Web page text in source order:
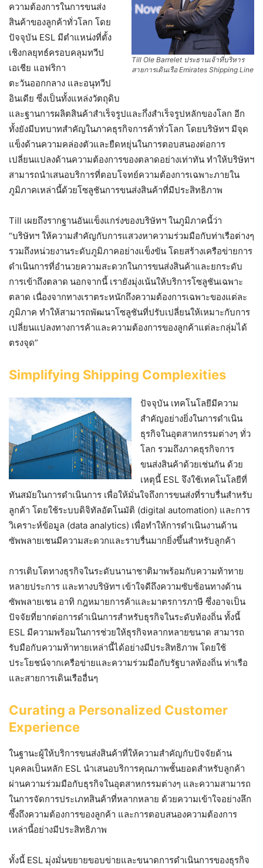
Till Ole Barrelet ประธานเจ้าที่บริหาร
สายการเดินเรือ Emirates Shipping Line
ความต้องการในการขนส่ง
สินค้าของลูกค้าทั่วโลก โดย
ปัจจุบัน ESL มีตำแหน่งที่ตั้ง
เชิงกลยุทธ์ครอบคลุมทวีป
เอเชีย แอฟริกา
ตะวันออกกลาง และอนุทวีป
อินเดีย ซึ่งเป็นทั้งแหล่งวัตถุดิบ
และฐานการผลิตสินค้าสำเร็จรูปและกึ่งสำเร็จรูปหลักของโลก อีก
ทั้งยังมีบทบาทสำคัญในภาคธุรกิจการค้าทั่วโลก โดยบริษัทฯ มีจุด
แข็งด้านความคล่องตัวและยืดหยุ่นในการตอบสนองต่อการ
เปลี่ยนแปลงด้านความต้องการของตลาดอย่างเท่าทัน ทำให้บริษัทฯ
สามารถนำเสนอบริการที่ตอบโจทย์ความต้องการเฉพาะภายใน
ภูมิภาคเหล่านี้ด้วยโซลูชันการขนส่งสินค้าที่มีประสิทธิภาพ
Till เผยถึงรากฐานอันแข็งแกร่งของบริษัทฯ ในภูมิภาคนี้ว่า
“บริษัทฯ ให้ความสำคัญกับการแสวงหาความร่วมมือกับท่าเรือต่างๆ
รวมถึงหน่วยงานระดับภูมิภาคอย่างแข็งขัน โดยสร้างเครือข่ายการ
ดำเนินการที่อำนวยความสะดวกในการขนส่งสินค้าและยกระดับ
การเข้าถึงตลาด นอกจากนี้ เรายังมุ่งเน้นให้บริการโซลูชันเฉพาะ
ตลาด เนื่องจากทางเราตระหนักถึงความต้องการเฉพาะของแต่ละ
ภูมิภาค ทำให้สามารถพัฒนาโซลูชันที่ปรับเปลี่ยนให้เหมาะกับการ
เปลี่ยนแปลงทางการค้าและความต้องการของลูกค้าแต่ละกลุ่มได้
ตรงจุด”
Simplifying Shipping Complexities
ปัจจุบัน เทคโนโลยีมีความ
สำคัญอย่างยิ่งในการดำเนิน
ธุรกิจในอุตสาหกรรมต่างๆ ทั่ว
โลก รวมถึงภาคธุรกิจการ
ขนส่งสินค้าด้วยเช่นกัน ด้วย
เหตุนี้ ESL จึงใช้เทคโนโลยีที่
ทันสมัยในการดำเนินการ เพื่อให้มั่นใจถึงการขนส่งที่ราบรื่นสำหรับ
ลูกค้า โดยใช้ระบบดิจิทัลอัตโนมัติ (digital automation) และการ
วิเคราะห์ข้อมูล (data analytics) เพื่อทำให้การดำเนินงานด้าน
ซัพพลายเชนมีความสะดวกและราบรื่นมากยิ่งขึ้นสำหรับลูกค้า
การเติบโตทางธุรกิจในระดับนานาชาติมาพร้อมกับความท้าทาย
หลายประการ และทางบริษัทฯ เข้าใจดีถึงความซับซ้อนทางด้าน
ซัพพลายเชน อาทิ กฎหมายการค้าและมาตรการภาษี ซึ่งอาจเป็น
ปัจจัยที่ยากต่อการดำเนินการสำหรับธุรกิจในระดับท้องถิ่น ทั้งนี้
ESL มีความพร้อมในการช่วยให้ธุรกิจหลากหลายขนาด สามารถ
รับมือกับความท้าทายเหล่านี้ได้อย่างมีประสิทธิภาพ โดยใช้
ประโยชน์จากเครือข่ายและความร่วมมือกับรัฐบาลท้องถิ่น ท่าเรือ
และสายการเดินเรืออื่นๆ
Curating a Personalized Customer
Experience
ในฐานะผู้ให้บริการขนส่งสินค้าที่ให้ความสำคัญกับปัจจัยด้าน
บุคคลเป็นหลัก ESL นำเสนอบริการคุณภาพชั้นยอดสำหรับลูกค้า
ผ่านความร่วมมือกับธุรกิจในอุตสาหกรรมต่างๆ และความสามารถ
ในการจัดการประเภทสินค้าที่หลากหลาย ด้วยความเข้าใจอย่างลึก
ซึ้งถึงความต้องการของลูกค้า และการตอบสนองความต้องการ
เหล่านี้อย่างมีประสิทธิภาพ
ทั้งนี้ ESL มุ่งมั่นขยายขอบข่ายและขนาดการดำเนินการของธุรกิจ